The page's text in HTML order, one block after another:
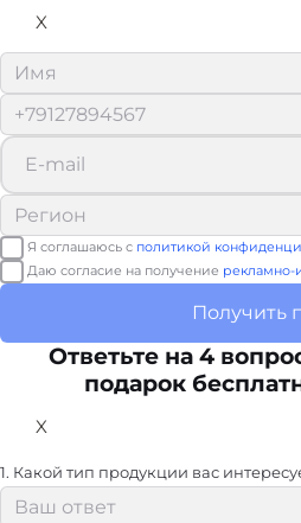
X
Я соглашаюсь с политикой
Даю согласие на получение
Получить
Ответьте на 4
подарок
X
1. Какой тип продукции вас